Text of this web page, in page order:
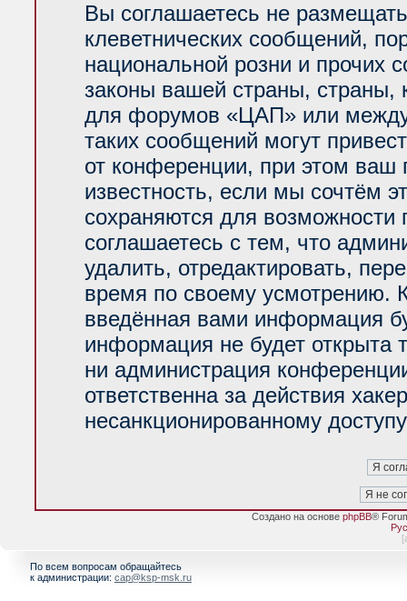
Вы соглашаетесь не
клеветнических сообщений,
национальной розни и прочих
законы вашей страны, страны,
для форумов «ЦАП» или
таких сообщений могут
от конференции, при этом ваш
известность, если мы сочтём
сохраняются для возможности
соглашаетесь с тем, что
удалить, отредактировать,
время по своему усмотрению.
введённая вами информация
информация не будет открыта
ни администрация
ответственна за действия
несанкционированному
Создано на основе phpBB®
[
По всем вопросам обращайтесь
к администрации: cap@ksp-msk.ru